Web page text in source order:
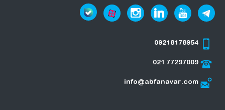
09218178954
021 77297009
info@abfanavar.com